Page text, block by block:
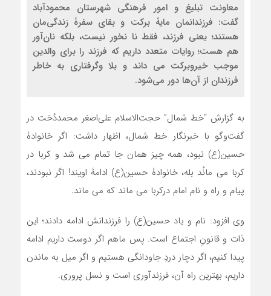
معاونت تبلیغ و امور فرهنگی شهرستان محمودآباد
گفت: فرزندانمان مایۀ برکت و بقای سفرۀ زندگی‌مان
هستند؛ یعنی فرزند، فقط نا نخور نیست، بلکه نان‌آور
هم هست؛ روایات متعدد داریم که فرزند را برای والدین
موجب خیروبرکت می داند و بلا وگرفتاری به خاطر
فرزندان از آن‌ها دور می‌شود.
به گزارش “خط شمال” حجت‌الاسلام علی‌اصغر محمددُخت در
گفت‌وگو با خبرنگار خط شمال، اظهار داشت: اگر خانوادۀ
حسین(ع) نبود، همه چیز همان جا تمام می شد و کربا در
کربا می مانْد بله، خانوادۀ حسین(ع) ادامۀ اویند! اگر نبودند،
پیام و راه و نام امام درکربا می ماند که می ماند.
وی افزود: نام و یاد حسین(ع) را فرزندانش ادامه دادند؛ این
ذات و قانونِ اجتماع است. پس ماهم اگر دوست داریم ادامه
پیدا کنیم، اگر دچار دردِ جاودانگی هستیم و اگر میل به ماندن
داریم، بهترین راه آن، فرزندآوری است و نسل پروری.